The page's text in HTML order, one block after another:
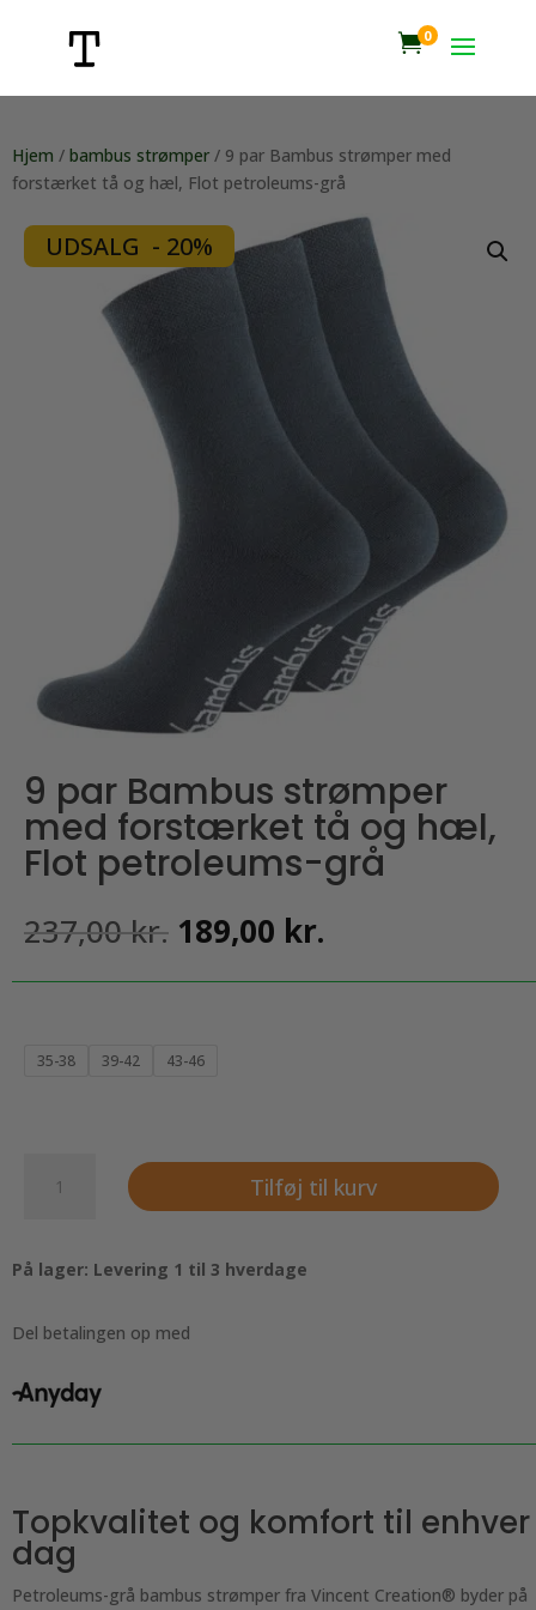
0
Hjem / bambus strømper / 9 par Bambus strømper med
forstærket tå og hæl, Flot petroleums-grå
UDSALG - 20%
9 par Bambus strømper
med forstærket tå og hæl,
Flot petroleums-grå
237,00kr. Den
oprindelige
pris
189,00 kr.
pris
35-38 39-42 43-46
med
tå
hæl,
Flot
petroleums-
Tilføj til kurv
På lager: Levering 1 til 3 hverdage
Del betalingen op med
Topkvalitet og komfort til enhver
dag
Petroleums-grå bambus strømper fra Vincent Creation® byder på